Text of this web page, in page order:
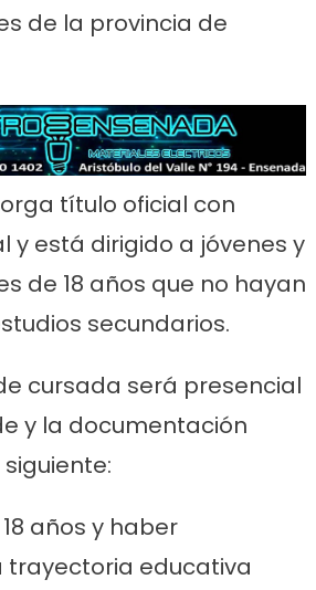
de la provincia de
título oficial con
y está dirigido a jóvenes y
de 18 años que no hayan
secundarios.
cursada será presencial
y la documentación
años y haber
trayectoria educativa